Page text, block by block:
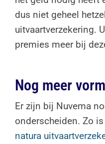
dus niet geheel
uitvaartverzekering.
premies meer bij
Nog meer
Er zijn bij Nuvema
onderscheiden. Zo
natura